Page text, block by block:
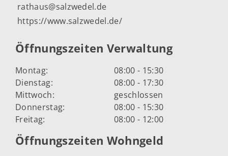
rathaus@salzwedel.de
https://www.salzwedel.de/
Öffnungszeiten Verwaltung
Montag:
08:00 - 15:30
Dienstag:
08:00 - 17:30
Mittwoch:
geschlossen
Donnerstag:
08:00 - 15:30
Freitag:
08:00 - 12:00
Öffnungszeiten Wohngeld